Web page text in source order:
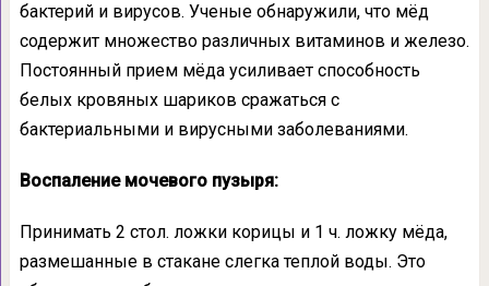
бактерий и вирусов. Ученые обнаружили, что мёд
содержит множество различных витаминов и железо.
Постоянный прием мёда усиливает способность
белых кровяных шариков сражаться с
бактериальными и вирусными заболеваниями.
Воспаление мочевого пузыря:
Принимать 2 стол. ложки корицы и 1 ч. ложку мёда,
размешанные в стакане слегка теплой воды. Это